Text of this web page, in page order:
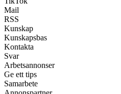
Mail
RSS
Kunskap
Kunskapsbas
Kontakta
Svar
Arbetsannonser
Ge ett tips
Samarbete